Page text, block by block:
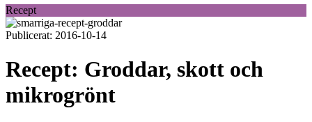
Recept
Publicerat: 2016-10-14
Recept: Groddar, skott och
mikrogrönt